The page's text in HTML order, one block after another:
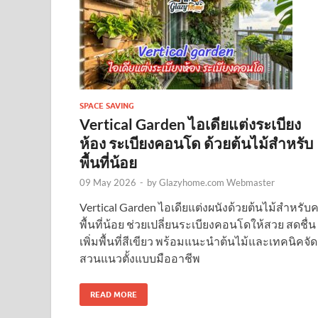
SPACE SAVING
Vertical Garden ไอเดียแต่งระเบียง
ห้อง ระเบียงคอนโด ด้วยต้นไม้สำหรับ
พื้นที่น้อย
09 May 2026 - byGlazyhome.com Webmaster
Vertical Garden ไอเดียแต่งผนังด้วยต้นไม้สำหรับ
พื้นที่น้อย ช่วยเปลี่ยนระเบียงคอนโดให้สวย สดชื่น
เพิ่มพื้นที่สีเขียว พร้อมแนะนำต้นไม้และเทคนิคจัด
สวนแนวตั้งแบบมืออาชีพ
READ MORE